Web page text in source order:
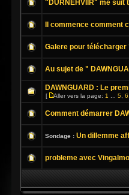
"DURNEHVIIR" me suit
Il commence comment
Galere pour
Au sujet de "
DAWNGUARD : Le
[ Aller vers la page: 1 5 6
Comment démarrer
Sondage : Un dillemme
probleme avec Vingalmo